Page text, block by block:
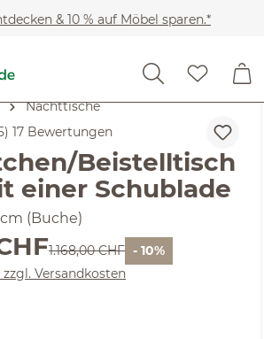
& 10 % auf Möbel sparen.*
Nachttische
von 5 von 5 Sternen
17 Bewertungen
Beistelltisch
einer Schublade
(Buche)
Regulärer Preis:
1.168,00 CHF - 10%
Versandkosten